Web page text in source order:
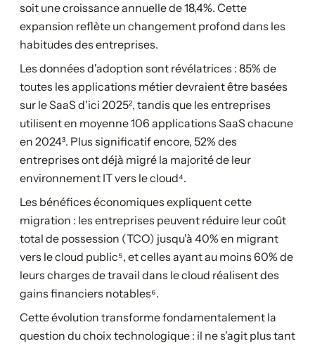
soit une croissance annuelle de 18,4%. Cette
expansion reflète un changement profond dans les
habitudes des entreprises.
Les données d'adoption sont révélatrices : 85% de
toutes les applications métier devraient être basées
sur le SaaS d'ici 2025², tandis que les entreprises
utilisent en moyenne 106 applications SaaS chacune
en 2024³. Plus significatif encore, 52% des
entreprises ont déjà migré la majorité de leur
environnement IT vers le cloud⁴.
Les bénéfices économiques expliquent cette
migration : les entreprises peuvent réduire leur coût
total de possession (TCO) jusqu'à 40% en migrant
vers le cloud public⁵, et celles ayant au moins 60% de
leurs charges de travail dans le cloud réalisent des
gains financiers notables⁶.
Cette évolution transforme fondamentalement la
question du choix technologique : il ne s'agit plus tant